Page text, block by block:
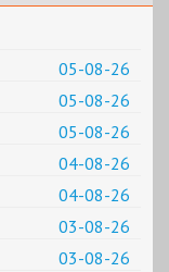
05-08-26
05-08-26
05-08-26
04-08-26
04-08-26
03-08-26
03-08-26